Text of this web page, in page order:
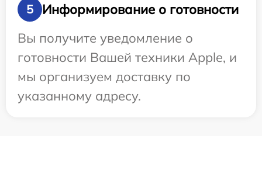
5
Информирование о готовности
Вы получите уведомление о
готовности Вашей техники Apple, и
мы организуем доставку по
указанному адресу.